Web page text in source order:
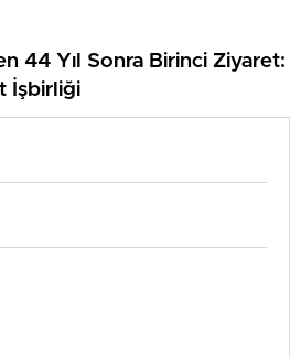
44 Yıl Sonra Birinci Ziyaret:
İşbirliği